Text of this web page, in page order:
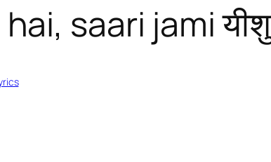
saari jami यीशु